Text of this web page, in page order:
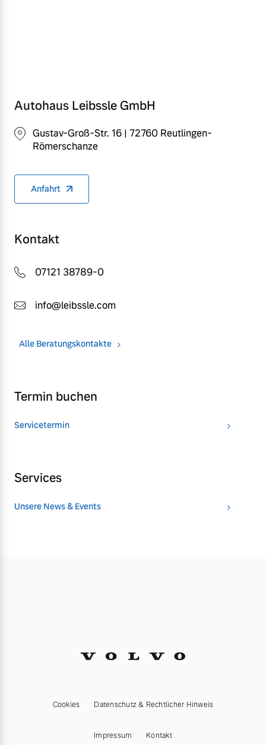
Autohaus Leibssle GmbH
Gustav-Groß-Str. 16 | 72760 Reutlingen-
Römerschanze
Anfahrt
Kontakt
07121 38789-0
info@leibssle.com
Alle Beratungskontakte
Termin buchen
Servicetermin
Services
Unsere News & Events
Cookies Datenschutz & Rechtlicher Hinweis
Impressum Kontakt